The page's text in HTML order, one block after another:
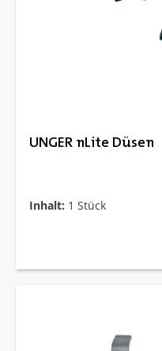
UNGER nLite Düsen
Inhalt: 1 Stück